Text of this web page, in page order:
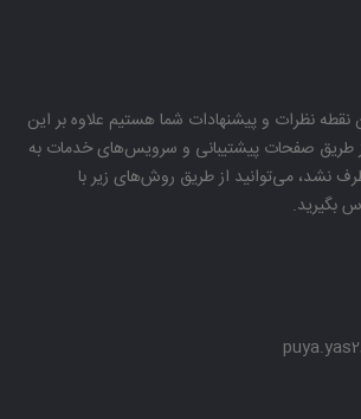
نقطه نظرات و پیشنهادات شما هستیم علاوه بر این
طریق صفحات پیشتیبانی و سرویس‌های خدمات به
نشد، می‌توانید از طریق روش‌های زیر با
بگیرید.